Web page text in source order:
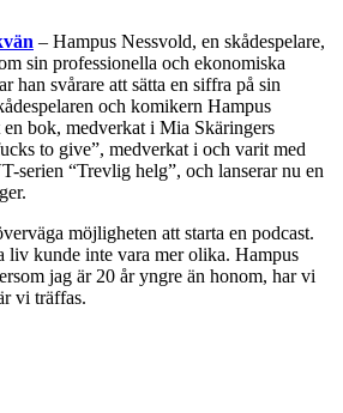
– Hampus Nessvold, en skådespelare,
sin professionella och ekonomiska
han svårare att sätta en siffra på sin
och komikern Hampus
bok, medverkat i Mia Skäringers
to give”, medverkat i och varit med
serien “Trevlig helg”, och lanserar nu en
möjligheten att starta en podcast.
liv kunde inte vara mer olika. Hampus
jag är 20 år yngre än honom, har vi
vi träffas.